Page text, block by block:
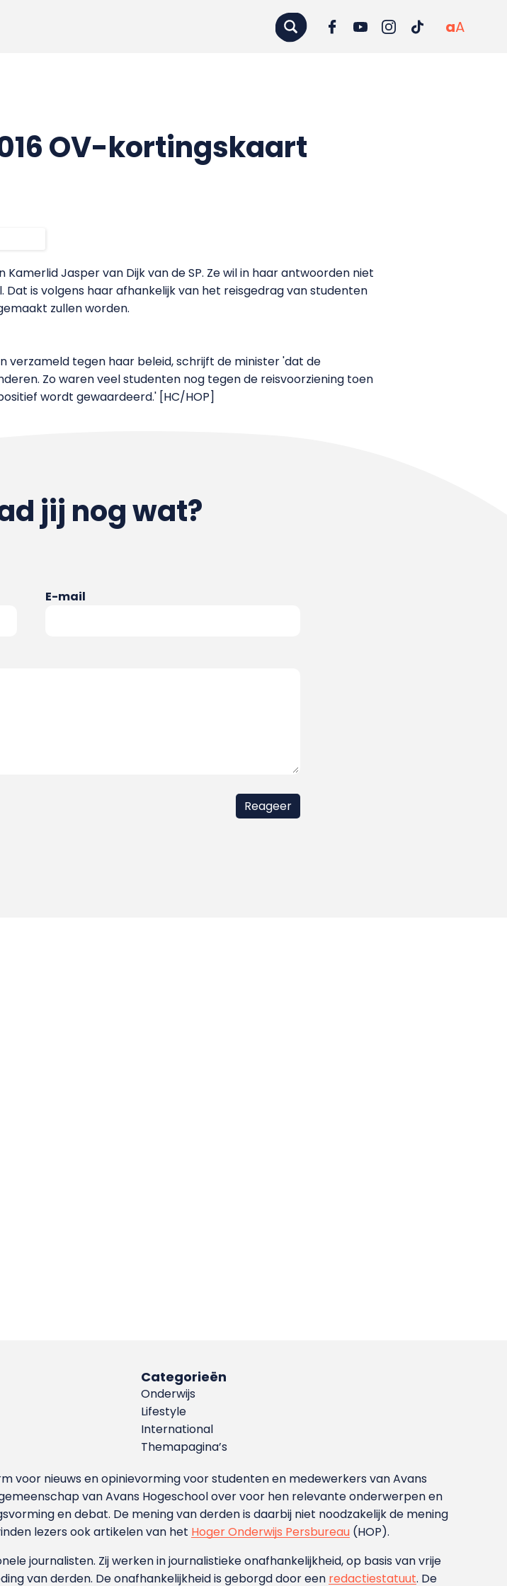
aA
OV-kortingskaart
Kamerlid Jasper van Dijk van de SP. Ze wil in haar antwoorden niet
is volgens haar afhankelijk van het reisgedrag van studenten
zullen worden.
verzameld tegen haar beleid, schrijft de minister 'dat de
Zo waren veel studenten nog tegen de reisvoorziening toen
wordt gewaardeerd.' [HC/HOP]
jij nog wat?
E-mail
Categorieën
Onderwijs
Lifestyle
International
Themapagina’s
voor nieuws en opinievorming voor studenten en medewerkers van Avans
van Avans Hogeschool over voor hen relevante onderwerpen en
en debat. De mening van derden is daarbij niet noodzakelijk de mening
lezers ook artikelen van het Hoger Onderwijs Persbureau (HOP).
journalisten. Zij werken in journalistieke onafhankelijkheid, op basis van vrije
van derden. De onafhankelijkheid is geborgd door een redactiestatuut. De